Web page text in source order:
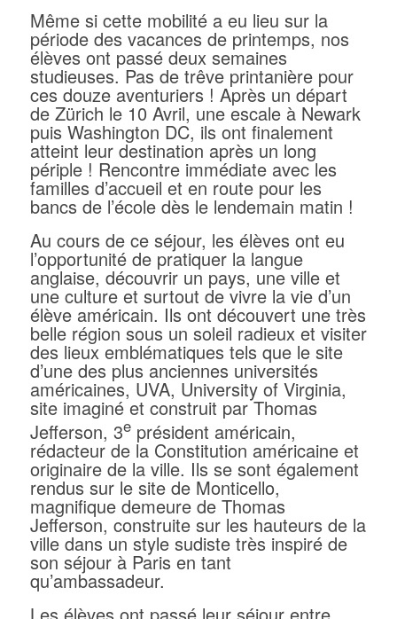
Même si cette mobilité a eu lieu sur la
période des vacances de printemps, nos
élèves ont passé deux semaines
studieuses. Pas de trêve printanière pour
ces douze aventuriers ! Après un départ
de Zürich le 10 Avril, une escale à Newark
puis Washington DC, ils ont finalement
atteint leur destination après un long
périple ! Rencontre immédiate avec les
familles d’accueil et en route pour les
bancs de l’école dès le lendemain matin !
Au cours de ce séjour, les élèves ont eu
l’opportunité de pratiquer la langue
anglaise, découvrir un pays, une ville et
une culture et surtout de vivre la vie d’un
élève américain. Ils ont découvert une très
belle région sous un soleil radieux et visiter
des lieux emblématiques tels que le site
d’une des plus anciennes universités
américaines, UVA, University of Virginia,
site imaginé et construit par Thomas
Jefferson, 3eprésident américain,
rédacteur de la Constitution américaine et
originaire de la ville. Ils se sont également
rendus sur le site de Monticello,
magnifique demeure de Thomas
Jefferson, construite sur les hauteurs de la
ville dans un style sudiste très inspiré de
son séjour à Paris en tant
qu’ambassadeur.
Les élèves ont passé leur séjour entre